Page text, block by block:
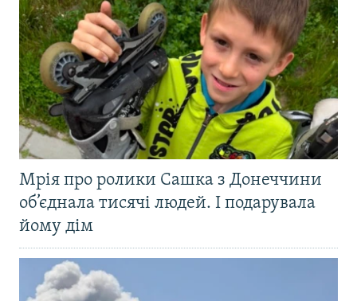
Мрія про ролики Сашка з Донеччини
об’єднала тисячі людей. І подарувала
йому дім